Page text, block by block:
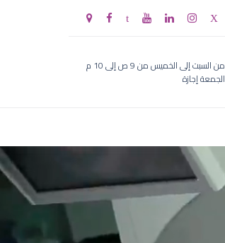
من السبت إلى الخميس من 9 ص إلى 10 م
الجمعة إجازة